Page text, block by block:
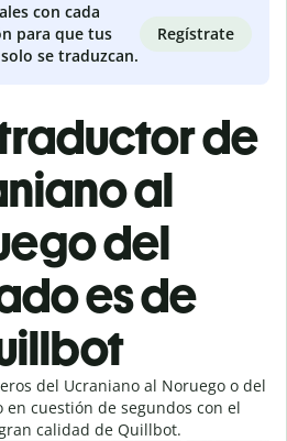
con cada
para que tus
se traduzcan.
Regístrate
de
al
del
es de
del Ucraniano al Noruego o del
en cuestión de segundos con el
calidad de Quillbot.